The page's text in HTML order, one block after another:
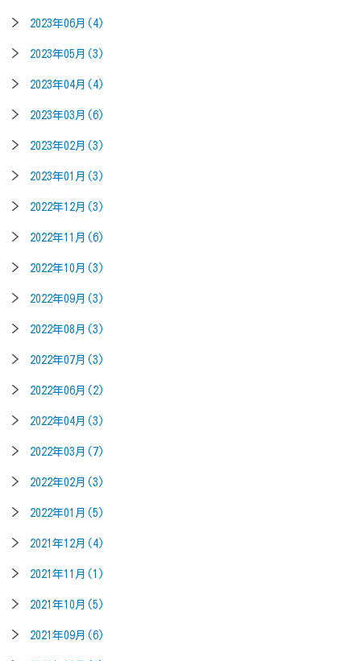
2023年06月(4)
2023年05月(3)
2023年04月(4)
2023年03月(6)
2023年02月(3)
2023年01月(3)
2022年12月(3)
2022年11月(6)
2022年10月(3)
2022年09月(3)
2022年08月(3)
2022年07月(3)
2022年06月(2)
2022年04月(3)
2022年03月(7)
2022年02月(3)
2022年01月(5)
2021年12月(4)
2021年11月(1)
2021年10月(5)
2021年09月(6)